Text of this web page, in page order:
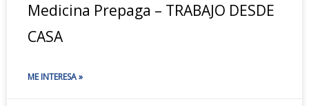
Medicina Prepaga – TRABAJO DESDE
CASA
ME INTERESA »